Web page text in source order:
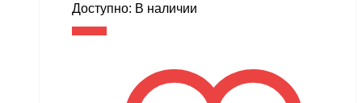
Доступно: В наличии